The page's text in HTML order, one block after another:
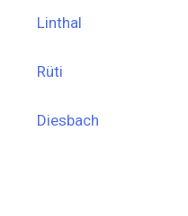
Linthal
Rüti
Diesbach